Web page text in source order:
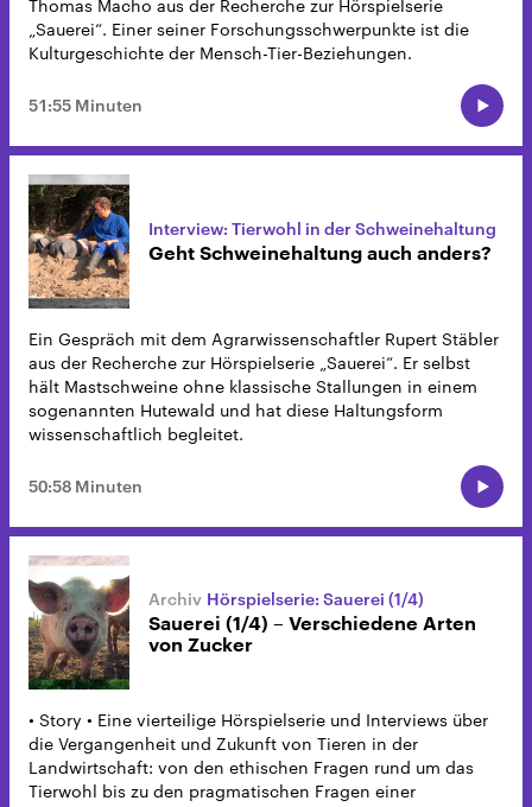
Thomas Macho aus der Recherche zur Hörspielserie
„Sauerei“. Einer seiner Forschungsschwerpunkte ist die
Kulturgeschichte der Mensch-Tier-Beziehungen.
51:55 Minuten
Interview: Tierwohl in der Schweinehaltung
Geht Schweinehaltung auch anders?
Ein Gespräch mit dem Agrarwissenschaftler Rupert Stäbler
aus der Recherche zur Hörspielserie „Sauerei“. Er selbst
hält Mastschweine ohne klassische Stallungen in einem
sogenannten Hutewald und hat diese Haltungsform
wissenschaftlich begleitet.
50:58 Minuten
Hörspielserie: Sauerei (1/4)
Sauerei (1/4) – Verschiedene Arten
von Zucker
• Story • Eine vierteilige Hörspielserie und Interviews über
die Vergangenheit und Zukunft von Tieren in der
Landwirtschaft: von den ethischen Fragen rund um das
Tierwohl bis zu den pragmatischen Fragen einer